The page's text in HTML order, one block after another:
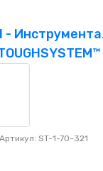
-
Артикул: ST-1-70-321